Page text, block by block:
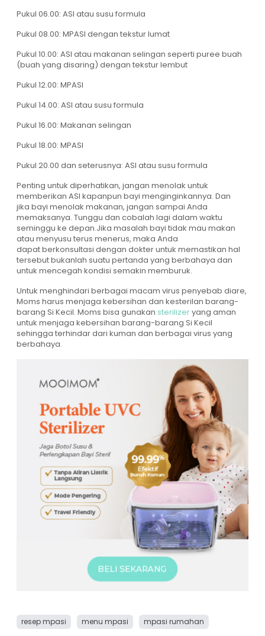
Pukul 06.00: ASI atau susu formula
Pukul 08.00: MPASI dengan tekstur lumat
Pukul 10.00: ASI atau makanan selingan seperti puree buah
(buah yang disaring) dengan tekstur lembut
Pukul 12.00: MPASI
Pukul 14.00: ASI atau susu formula
Pukul 16.00: Makanan selingan
Pukul 18.00: MPASI
Pukul 20.00 dan seterusnya: ASI atau susu formula
Penting untuk diperhatikan, jangan menolak untuk
memberikan ASI kapanpun bayi menginginkannya. Dan
jika bayi menolak makanan, jangan sampai Anda
memaksanya. Tunggu dan cobalah lagi dalam waktu
seminggu ke depan.Jika masalah bayi tidak mau makan
atau menyusu terus menerus, maka Anda
dapat berkonsultasi dengan dokter untuk memastikan hal
tersebut bukanlah suatu pertanda yang berbahaya dan
untuk mencegah kondisi semakin memburuk.
Untuk menghindari berbagai macam virus penyebab diare,
Moms harus menjaga kebersihan dan kesterilan barang-
barang Si Kecil. Moms bisa gunakan sterilizeryang aman
untuk menjaga kebersihan barang-barang Si Kecil
sehingga terhindar dari kuman dan berbagai virus yang
berbahaya.
resep mpasi menu mpasi mpasi rumahan